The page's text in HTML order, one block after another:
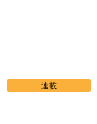
連載